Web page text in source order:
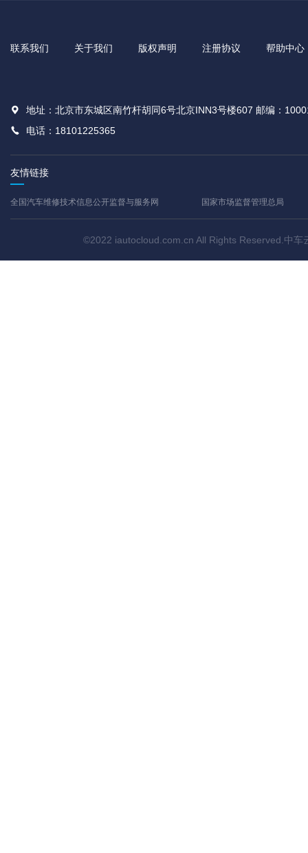
联系我们 关于我们 版权声明 注册协议 帮助中心
地址：北京市东城区南竹杆胡同6号北京INN3号楼607 邮编：
电话：18101225365
友情链接
全国汽车维修技术信息公开监督与服务网 国家市场监督管理总局
©2022 iautocloud.com.cn All Rights Reserved.中